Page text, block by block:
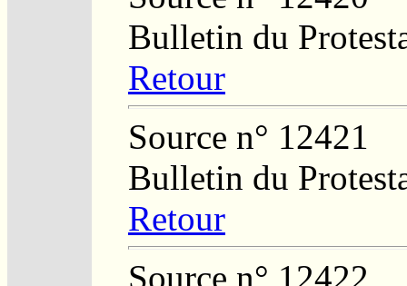
Bulletin du
Retour
Source n° 12421
Bulletin du
Retour
Source n° 12422